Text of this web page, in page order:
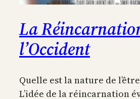
La
l’Occident
Quelle est la nature de
L’idée de la réincarnation